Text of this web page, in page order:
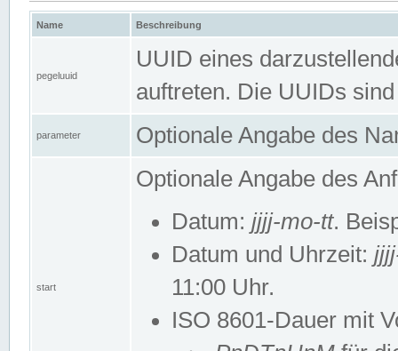
Name Beschreibung
pegeluuid
UUID eines
auftreten. Die UUIDs
parameter Optionale Angabe des
start
Optionale Angabe des
Datum: jjjj-mo-tt.
Datum und Uhrzeit:
11:00 Uhr.
ISO 8601-Dauer mit